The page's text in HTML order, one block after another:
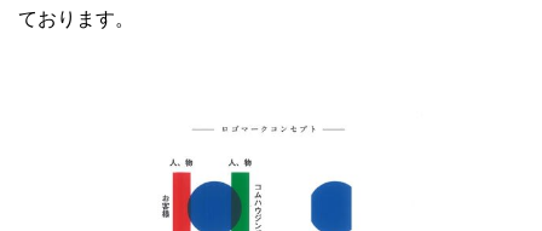
ております。